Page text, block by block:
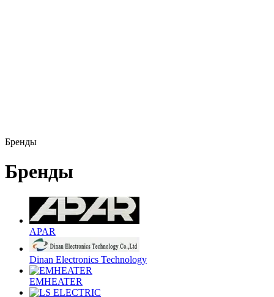
Бренды
Бренды
APAR
Dinan Electronics Technology
EMHEATER